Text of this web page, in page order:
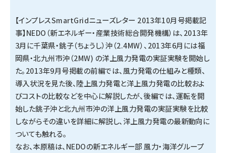
【インプレスSmartGridニューズレター 2013年10月号掲載記
事】NEDO（新エネルギー・産業技術総合開発機構）は、2013年
3月に千葉県・銚子（ちょうし）沖（2.4MW）、2013年6月には福
岡県・北九州市沖（2MW) の洋上風力発電の実証実験を開始し
た。2013年9月号掲載の前編では、風力発電の仕組みと種類、
導入状況を見た後、陸上風力発電と洋上風力発電の比較およ
びコストの比較などを中心に解説したが、後編では、運転を開
始した銚子沖と北九州市沖の洋上風力発電の実証実験を比較
しながらその違いを詳細に解説し、洋上風力発電の最新動向に
ついても触れる。
なお、本原稿は、NEDOの新エネルギー部 風力・海洋グループ